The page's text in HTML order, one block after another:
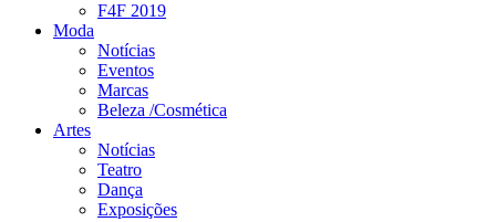
F4F 2019
Moda
Notícias
Eventos
Marcas
Beleza /Cosmética
Artes
Notícias
Teatro
Dança
Exposições